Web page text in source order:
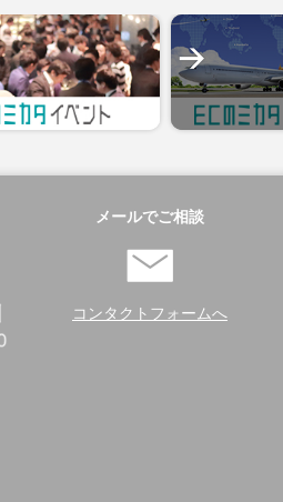
メールでご相談
コンタクトフォームへ